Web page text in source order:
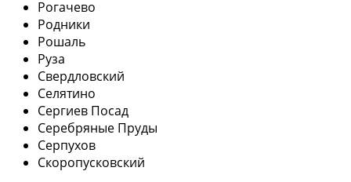
Рогачево
Родники
Рошаль
Руза
Свердловский
Селятино
Сергиев Посад
Серебряные Пруды
Серпухов
Скоропусковский